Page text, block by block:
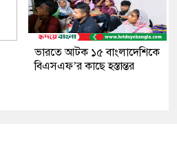
ভারতে আটক ১৫ বাংলাদেশিকে
বিএসএফ’র কাছে হস্তান্তর